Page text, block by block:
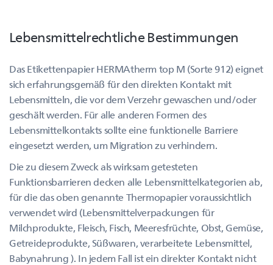
Lebensmittelrechtliche Bestimmungen
Das Etikettenpapier HERMAtherm top M (Sorte 912) eignet
sich erfahrungsgemäß für den direkten Kontakt mit
Lebensmitteln, die vor dem Verzehr gewaschen und/oder
geschält werden. Für alle anderen Formen des
Lebensmittelkontakts sollte eine funktionelle Barriere
eingesetzt werden, um Migration zu verhindern.
Die zu diesem Zweck als wirksam getesteten
Funktionsbarrieren decken alle Lebensmittelkategorien ab,
für die das oben genannte Thermopapier voraussichtlich
verwendet wird (Lebensmittelverpackungen für
Milchprodukte, Fleisch, Fisch, Meeresfrüchte, Obst, Gemüse,
Getreideprodukte, Süßwaren, verarbeitete Lebensmittel,
Babynahrung ). In jedem Fall ist ein direkter Kontakt nicht